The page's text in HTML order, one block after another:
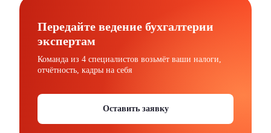
Передайте ведение бухгалтерии
экспертам
Команда из 4 специалистов возьмёт ваши налоги,
отчётность, кадры на себя
Оставить заявку